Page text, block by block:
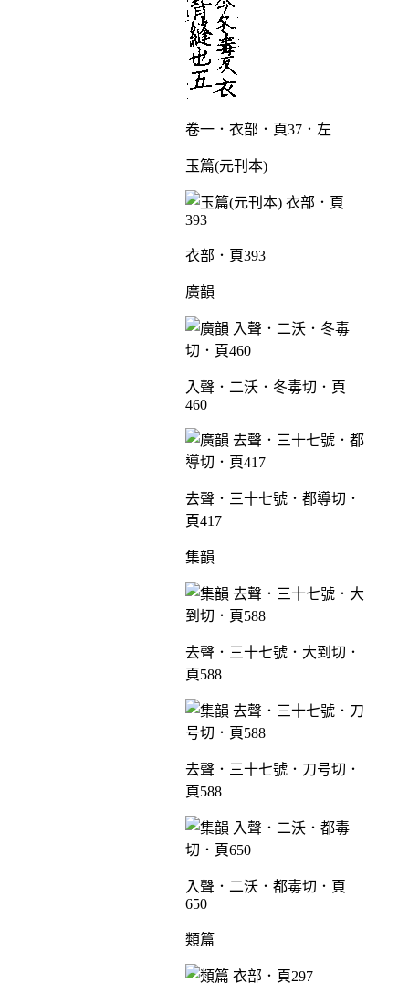
卷一．衣部．頁37．左
玉篇(元刊本)
衣部．頁393
廣韻
入聲．二沃．冬毒切．頁
460
去聲．三十七號．都導切．
頁417
集韻
去聲．三十七號．大到切．
頁588
去聲．三十七號．刀号切．
頁588
入聲．二沃．都毒切．頁
650
類篇